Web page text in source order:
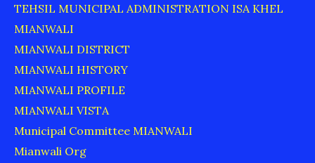
TEHSIL MUNICIPAL ADMINISTRATION ISA KHEL
MIANWALI
MIANWALI DISTRICT
MIANWALI HISTORY
MIANWALI PROFILE
MIANWALI VISTA
Municipal Committee MIANWALI
Mianwali Org